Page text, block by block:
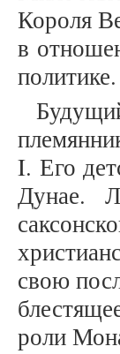
Короля
в
политике.
I. Его
Дунае.
свою
роли